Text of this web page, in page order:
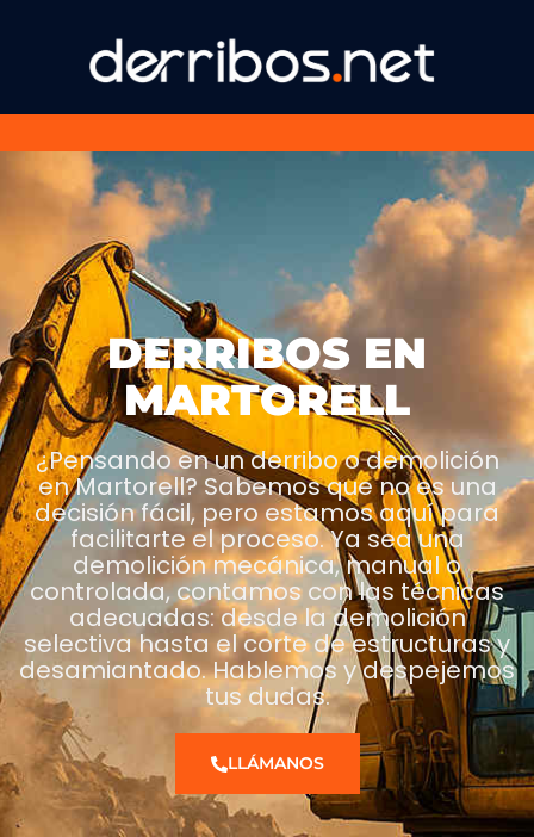
DERRIBOS EN
MARTORELL
¿Pensando en un derribo o demolición
en Martorell? Sabemos que no es una
decisión fácil, pero estamos aquí para
facilitarte el proceso. Ya sea una
demolición mecánica, manual o
controlada, contamos con las técnicas
adecuadas: desde la demolición
selectiva hasta el corte de estructuras y
desamiantado. Hablemos y despejemos
tus dudas.
LLÁMANOS